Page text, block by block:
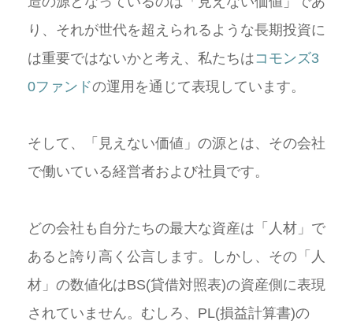
り、それが世代を超えられるような長期投資に
は重要ではないかと考え、私たちはコモンズ3
0ファンドの運用を通じて表現しています。
そして、「見えない価値」の源とは、その会社
で働いている経営者および社員です。
どの会社も自分たちの最大な資産は「人材」で
あると誇り高く公言します。しかし、その「人
材」の数値化はBS(貸借対照表)の資産側に表現
されていません。むしろ、PL(損益計算書)の